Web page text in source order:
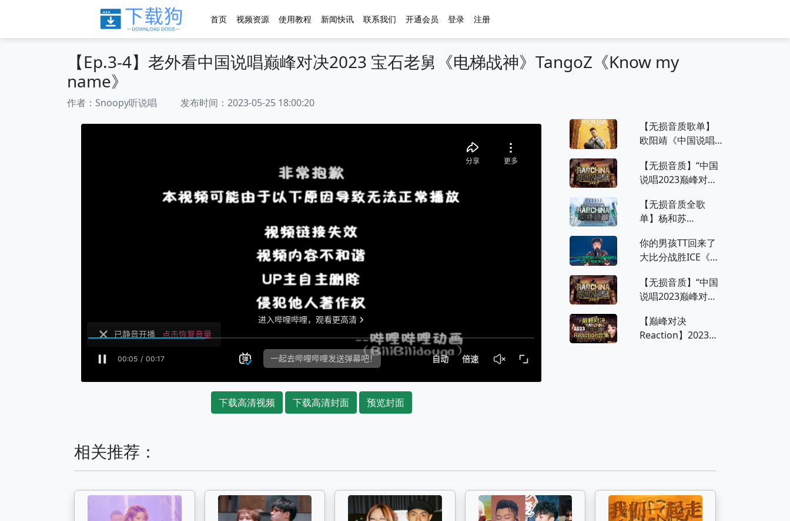
首页 视频资源 使用教程 新闻快讯 联系我们 开通会员 登录 注册
【Ep.3-4】老外看中国说唱巅峰对决2023 宝石老舅《电梯战神》TangoZ《Know my
name》
作者：Snoopy听说唱 发布时间：2023-05-25 18:00:20
下载高清视频 下载高清封面 预览封面
【无损音质歌单】
欧阳靖《中国说唱
演曲目合集
【无损音质】“中国
说唱2023巅峰对
续更新！
【无损音质全歌
单】杨和苏
巅峰对决》歌曲合
集
你的男孩TT回来了
大比分战胜ICE《你
唱巅峰对决
【无损音质】“中国
说唱2023巅峰对
续更新！
【巅峰对决
Reaction】2023总
相关推荐：